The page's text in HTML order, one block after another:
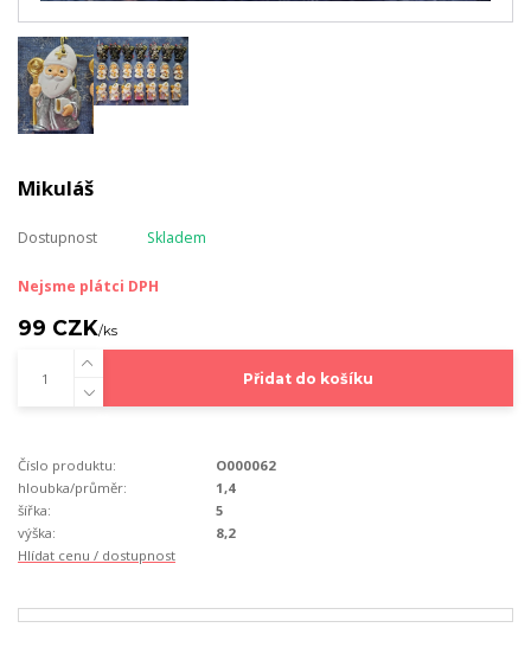
Mikuláš
Dostupnost Skladem
Nejsme plátci DPH
99 CZK/ks
Přidat do košíku
Číslo produktu:
O000062
hloubka/průměr:
1,4
šířka:
5
výška:
8,2
Hlídat cenu / dostupnost